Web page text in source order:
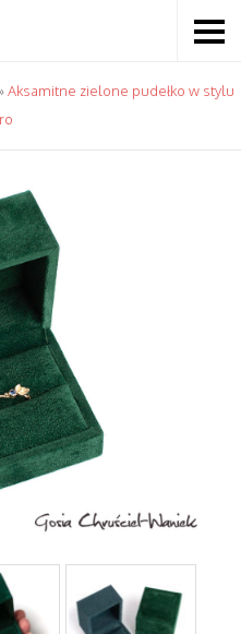
»Aksamitne zielone pudełko w stylu